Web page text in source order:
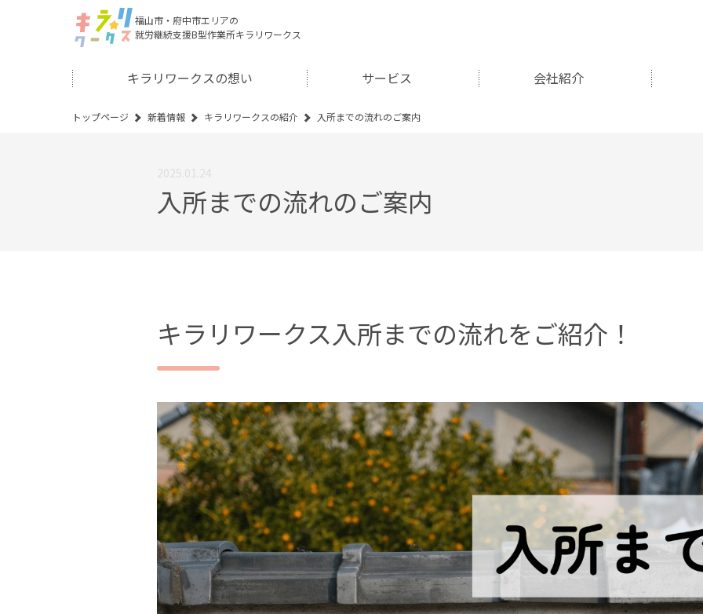
福山市・府中市エリアの
就労継続支援B型作業所キラリワークス
キラリワークスの想い サービス 会社紹介
トップページ 新着情報 キラリワークスの紹介 入所までの流れのご案内
2025.01.24
入所までの流れのご案内
キラリワークス入所までの流れをご紹介！